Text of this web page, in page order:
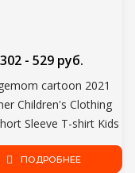
cartoon 2021
Children's Clothing
Sleeve T-shirt Kids
Children's Cotton
Boys T-shirts
302 - 529 руб.
ПОДРОБНЕЕ